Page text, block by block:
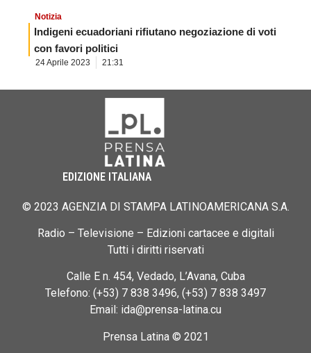
Notizia
Indigeni ecuadoriani rifiutano negoziazione di voti
con favori politici
24 Aprile 2023 21:31
EDIZIONE ITALIANA
© 2023 AGENZIA DI STAMPA LATINOAMERICANA S.A.
Radio – Televisione – Edizioni cartacee e digitali
Tutti i diritti riservati
Calle E n. 454, Vedado, L’Avana, Cuba
Telefono: (+53) 7 838 3496, (+53) 7 838 3497
Email: ida@prensa-latina.cu
Prensa Latina © 2021